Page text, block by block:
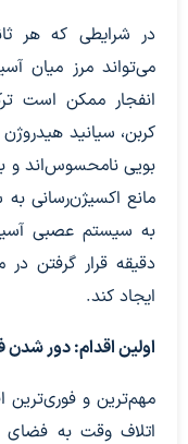
در شرایطی که هر
می‌تواند مرز میان
انفجار ممکن است
کربن، سیانید
بویی نامحسوس‌اند و
مانع اکسیژن‌رسانی
به سیستم عصبی
دقیقه قرار گرفتن
ایجاد کند.
اولین اقدام: دور شدن
مهم‌ترین و فوری‌ترین
اتلاف وقت به فضای